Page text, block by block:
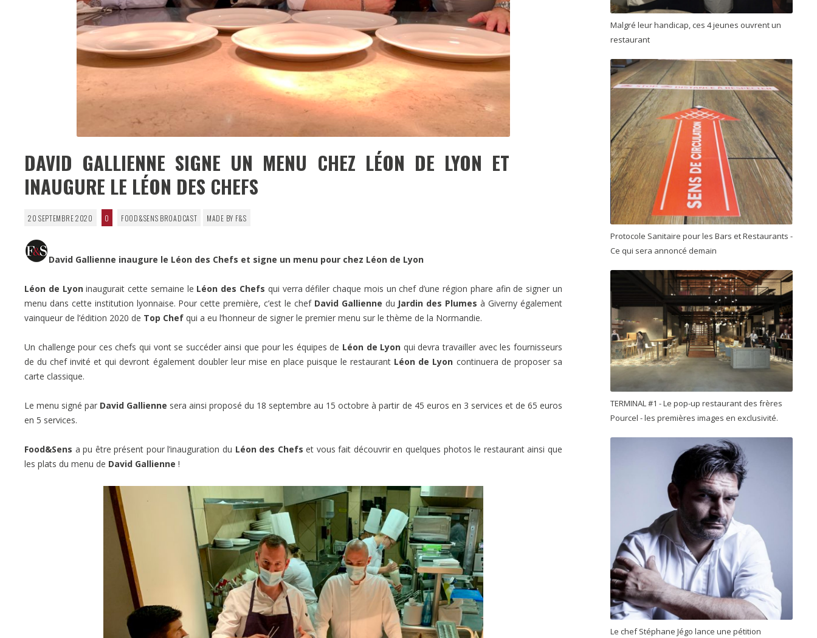
DAVID GALLIENNE SIGNE UN MENU CHEZ LÉON DE LYON ET
INAUGURE LE LÉON DES CHEFS
20 SEPTEMBRE 2020 0 FOOD&SENS BROADCAST MADE BY F&S
David Gallienne inaugure le Léon des Chefs et signe un menu pour chez Léon de Lyon
Léon de Lyoninaugurait cette semaine le Léon des Chefs qui verra défiler chaque mois un chef d’une région phare afin de signer un
menu dans cette institution lyonnaise. Pour cette première, c’est le chef David Gallienne du Jardin des Plumes à Giverny également
vainqueur de l’édition 2020 de Top Chef qui a eu l’honneur de signer le premier menu sur le thème de la Normandie.
Un challenge pour ces chefs qui vont se succéder ainsi que pour les équipes de Léon de Lyon qui devra travailler avec les fournisseurs
de du chef invité et qui devront également doubler leur mise en place puisque le restaurant Léon de Lyon continuera de proposer sa
carte classique.
Le menu signé par David Gallienne sera ainsi proposé du 18 septembre au 15 octobre à partir de 45 euros en 3 services et de 65 euros
en 5 services.
Food&Sens a pu être présent pour l’inauguration du Léon des Chefs et vous fait découvrir en quelques photos le restaurant ainsi que
les plats du menu de David Gallienne !
Malgré leur handicap, ces 4 jeunes ouvrent un
restaurant
Protocole Sanitaire pour les Bars et Restaurants -
Ce qui sera annoncé demain
TERMINAL #1 - Le pop-up restaurant des frères
Pourcel - les premières images en exclusivité.
Le chef Stéphane Jégo lance une pétition